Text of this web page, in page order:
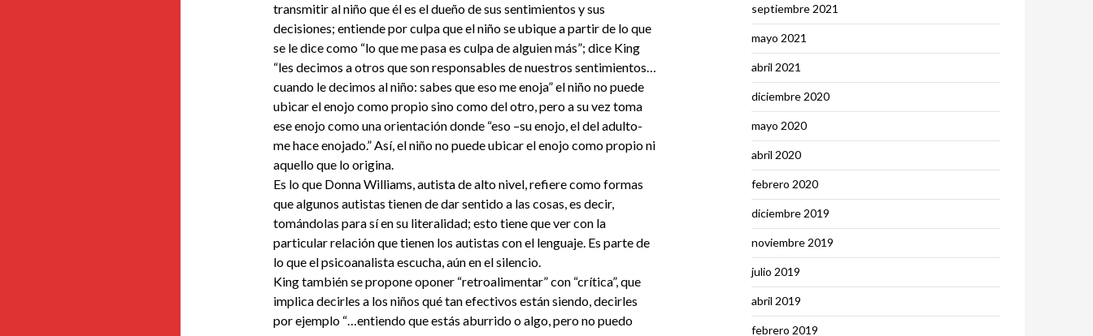
transmitir al niño que él es el dueño de sus sentimientos y sus
decisiones; entiende por culpa que el niño se ubique a partir de lo que
se le dice como “lo que me pasa es culpa de alguien más”; dice King
“les decimos a otros que son responsables de nuestros sentimientos…
cuando le decimos al niño: sabes que eso me enoja” el niño no puede
ubicar el enojo como propio sino como del otro, pero a su vez toma
ese enojo como una orientación donde “eso –su enojo, el del adulto-
me hace enojado.” Así, el niño no puede ubicar el enojo como propio ni
aquello que lo origina.
Es lo que Donna Williams, autista de alto nivel, refiere como formas
que algunos autistas tienen de dar sentido a las cosas, es decir,
tomándolas para sí en su literalidad; esto tiene que ver con la
particular relación que tienen los autistas con el lenguaje. Es parte de
lo que el psicoanalista escucha, aún en el silencio.
King también se propone oponer “retroalimentar” con “crítica”, que
implica decirles a los niños qué tan efectivos están siendo, decirles
por ejemplo “…entiendo que estás aburrido o algo, pero no puedo
septiembre 2021
mayo 2021
abril 2021
diciembre 2020
mayo 2020
abril 2020
febrero 2020
diciembre 2019
noviembre 2019
julio 2019
abril 2019
febrero 2019